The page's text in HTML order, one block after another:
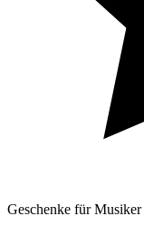
Geschenke für Musiker